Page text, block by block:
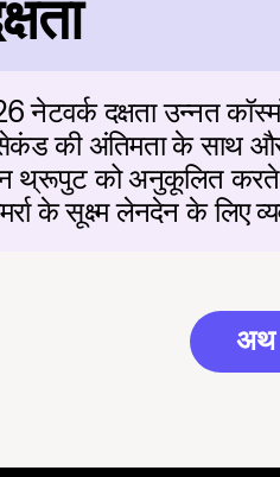
नेटवर्क दक्षता उन्नत
की अंतिमता के साथ
थ्रूपुट को अनुकूलित
के सूक्ष्म लेनदेन के लिए
अथ